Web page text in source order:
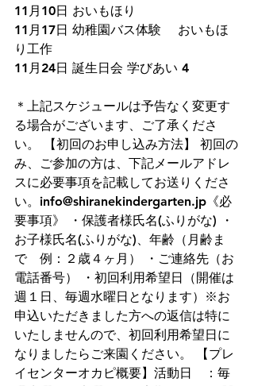
11月10日 おいもほり
11月17日 幼稚園バス体験　 おいもほ
り工作
11月24日 誕生日会 学びあい 4
＊上記スケジュールは予告なく変更す
る場合がございます、ご了承くださ
い。 【初回のお申し込み方法】 初回の
み、ご参加の方は、下記メールアドレ
スに必要事項を記載してお送りくださ
い。info@shiranekindergarten.jp《必
要事項》 ・保護者様氏名(ふりがな) ・
お子様氏名(ふりがな)、年齢（月齢ま
で　例：２歳４ヶ月） ・ご連絡先（お
電話番号） ・初回利用希望日（開催は
週１日、毎週水曜日となります）※お
申込いただきました方への返信は特に
いたしませんので、初回利用希望日に
なりましたらご来園ください。 【プレ
イセンターオカピ概要】活動日　：毎